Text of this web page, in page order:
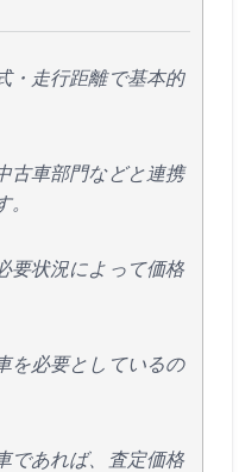
・走行距離で基本的
古車部門などと連携
要状況によって価格
を必要としているの
であれば、査定価格